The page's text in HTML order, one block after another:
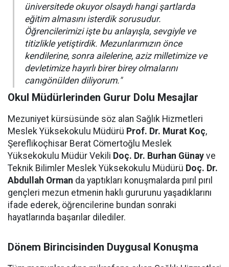
üniversitede okuyor olsaydı hangi şartlarda
eğitim almasını isterdik sorusudur.
Öğrencilerimizi işte bu anlayışla, sevgiyle ve
titizlikle yetiştirdik. Mezunlarımızın önce
kendilerine, sonra ailelerine, aziz milletimize ve
devletimize hayırlı birer birey olmalarını
canıgönülden diliyorum."
Okul Müdürlerinden Gurur Dolu Mesajlar
Mezuniyet kürsüsünde söz alan Sağlık Hizmetleri
Meslek Yüksekokulu Müdürü Prof. Dr. Murat Koç,
Şereflikoçhisar Berat Cömertoğlu Meslek
Yüksekokulu Müdür Vekili Doç. Dr. Burhan Günay ve
Teknik Bilimler Meslek Yüksekokulu Müdürü Doç. Dr.
Abdullah Orman da yaptıkları konuşmalarda pırıl pırıl
gençleri mezun etmenin haklı gururunu yaşadıklarını
ifade ederek, öğrencilerine bundan sonraki
hayatlarında başarılar dilediler.
Dönem Birincisinden Duygusal Konuşma